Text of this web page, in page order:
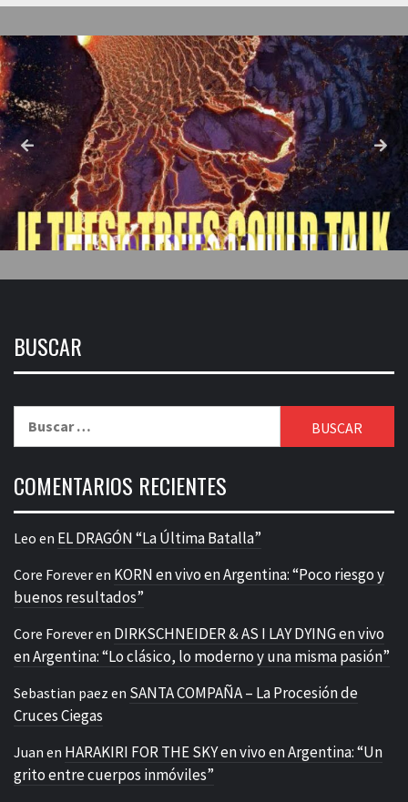
BUSCAR
COMENTARIOS RECIENTES
Leo en EL DRAGÓN “La Última Batalla”
Core Foreveren KORN en vivo en Argentina: “Poco riesgo y
buenos resultados”
Core Foreveren DIRKSCHNEIDER & AS I LAY DYING en vivo
en Argentina: “Lo clásico, lo moderno y una misma pasión”
Sebastian paez en SANTA COMPAÑA – La Procesión de
Cruces Ciegas
Juan en HARAKIRI FOR THE SKY en vivo en Argentina: “Un
grito entre cuerpos inmóviles”